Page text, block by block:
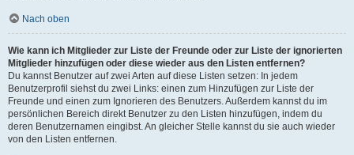
Nach oben
Wie kann ich Mitglieder zur Liste der Freunde oder zur Liste der ignorierten
Mitglieder hinzufügen oder diese wieder aus den Listen entfernen?
Du kannst Benutzer auf zwei Arten auf diese Listen setzen: In jedem
Benutzerprofil siehst du zwei Links: einen zum Hinzufügen zur Liste der
Freunde und einen zum Ignorieren des Benutzers. Außerdem kannst du im
persönlichen Bereich direkt Benutzer zu den Listen hinzufügen, indem du
deren Benutzernamen eingibst. An gleicher Stelle kannst du sie auch wieder
von den Listen entfernen.